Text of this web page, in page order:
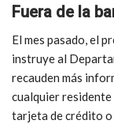
Fuera de la
El mes pasado, el
instruye al
recauden más
cualquier
tarjeta de crédito